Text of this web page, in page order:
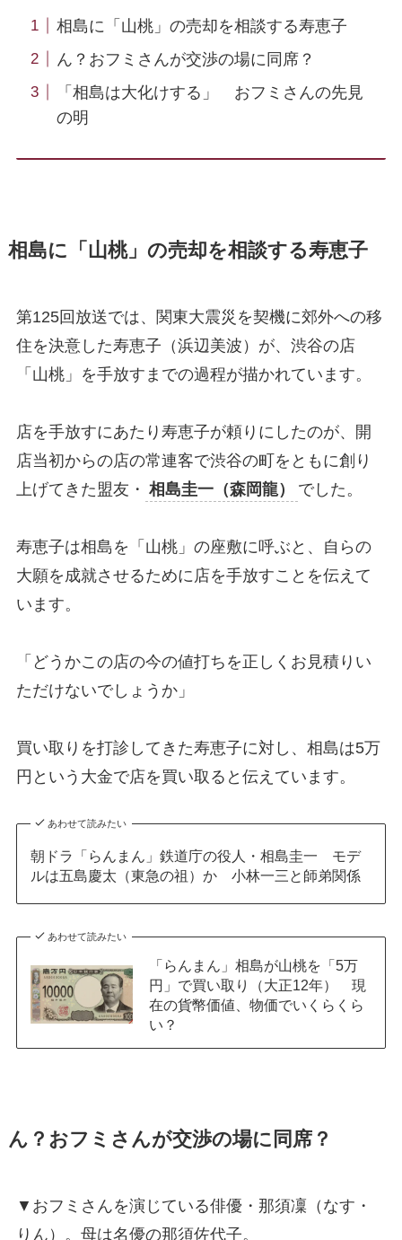
相島に「山桃」の売却を相談する寿恵子
ん？おフミさんが交渉の場に同席？
「相島は大化けする」 おフミさんの先見
の明
相島に「山桃」の売却を相談する寿恵子
第125回放送では、関東大震災を契機に郊外への移
住を決意した寿恵子（浜辺美波）が、渋谷の店
「山桃」を手放すまでの過程が描かれています。
店を手放すにあたり寿恵子が頼りにしたのが、開
店当初からの店の常連客で渋谷の町をともに創り
上げてきた盟友・ 相島圭一（森岡龍） でした。
寿恵子は相島を「山桃」の座敷に呼ぶと、自らの
大願を成就させるために店を手放すことを伝えて
います。
「どうかこの店の今の値打ちを正しくお見積りい
ただけないでしょうか」
買い取りを打診してきた寿恵子に対し、相島は5万
円という大金で店を買い取ると伝えています。
あわせて読みたい
朝ドラ「らんまん」鉄道庁の役人・相島圭一 モデ
ルは五島慶太（東急の祖）か 小林一三と師弟関係
あわせて読みたい
「らんまん」相島が山桃を「5万
円」で買い取り（大正12年） 現
在の貨幣価値、物価でいくらくら
い？
ん？おフミさんが交渉の場に同席？
▼おフミさんを演じている俳優・那須凜（なす・
りん）。母は名優の那須佐代子。